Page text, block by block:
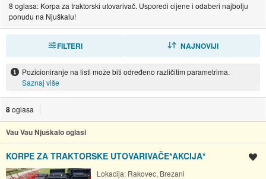
8 oglasa: Korpa za traktorski utovarivač. Usporedi cijene i odaberi najbolju
ponudu na Njuškalu!
FILTERI NAJNOVIJI
Pozicioniranje na listi može biti određeno različitim parametrima.
Saznaj više
8oglasa
Vau Vau Njuškalo oglasi
KORPE ZA TRAKTORSKE UTOVARIVAČE*AKCIJA*
Lokacija: Rakovec, Brezani